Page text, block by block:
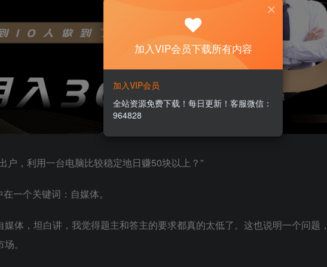
户，利用一台电脑比较稳定地日赚50块以上？”
一个关键词：自媒体。
媒体，坦白讲，我觉得题主和答主的要求都真的太低了。这也说明一个问题
。
加入VIP会员下载所有内容
加入VIP会员
全站资源免费下载！每日更新！客服微信：
964828